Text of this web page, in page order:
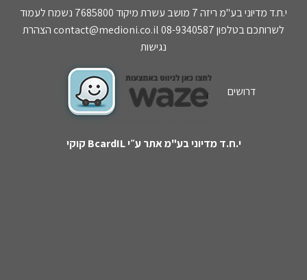
י.ח.ד מדיוני בע"מ ריזה 7 מושב עשרת מיקוד 7685800 נשמח לעמוד
לשרותכם בטלפון 08-9340587
contact@medioni.co.il הצהרת
נגישות
דרושים
י.ח.ד מדיוני בע"מאתר ע״י BcardIL קוקי